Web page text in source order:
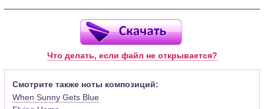
Что делать, если файл не открывается?
Смотрите также ноты композиций:
When Sunny Gets Blue